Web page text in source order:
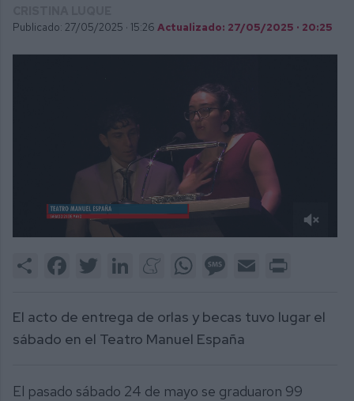
Publicado: 27/05/2025 · 15:26 Actualizado: 27/05/2025 · 20:25
1
Share FacebookTwitter LinkedInMeneameWhatsAppMessage
Email
El acto de entrega de orlas y becas tuvo lugar el
sábado en el Teatro Manuel España
El pasado sábado 24 de mayo se graduaron 99